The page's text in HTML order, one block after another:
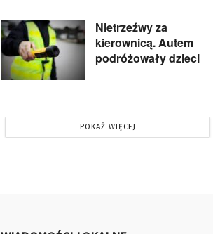
Nietrzeźwy za
kierownicą. Autem
podróżowały dzieci
POKAŻ WIĘCEJ